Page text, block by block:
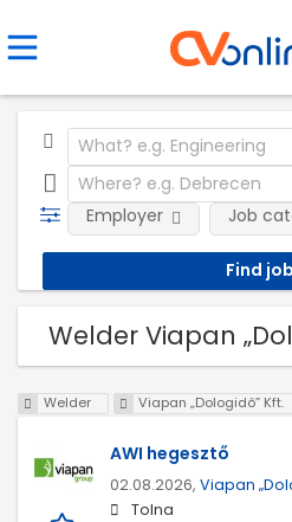
Employer Job
Welder Viapan
Welder Viapan „Dologidő” Kft.
AWI hegesztő
02.08.2026, Viapan
Tolna